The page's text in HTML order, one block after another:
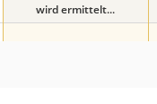
wird ermittelt...